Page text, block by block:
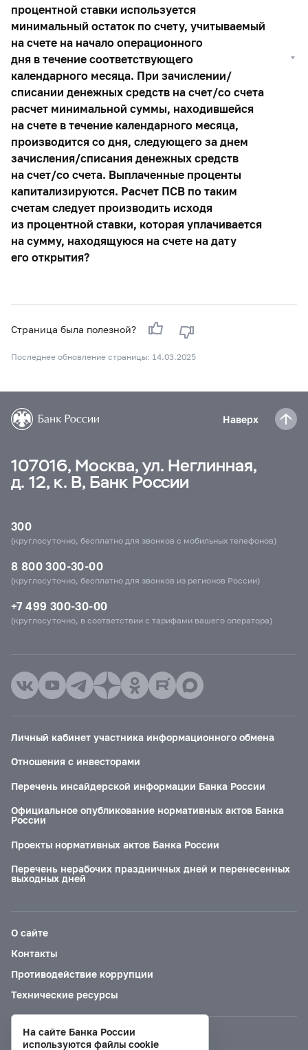
процентной ставки используется
минимальный остаток по счету, учитываемый
на счете на начало операционного
дня в течение соответствующего
календарного месяца. При зачислении/
списании денежных средств на счет/со счета
расчет минимальной суммы, находившейся
на счете в течение календарного месяца,
производится со дня, следующего за днем
зачисления/списания денежных средств
на счет/со счета. Выплаченные проценты
капитализируются. Расчет ПСВ по таким
счетам следует производить исходя
из процентной ставки, которая уплачивается
на сумму, находящуюся на счете на дату
его открытия?
Страница была полезной?
Последнее обновление страницы: 14.03.2025
Наверх
107016, Москва, ул. Неглинная,
д. 12, к. В, Банк России
300
(круглосуточно, бесплатно для звонков с мобильных телефонов)
8 800 300-30-00
(круглосуточно, бесплатно для звонков из регионов России)
+7 499 300-30-00
(круглосуточно, в соответствии с тарифами вашего оператора)
Личный кабинет участника информационного обмена
Отношения с инвесторами
Перечень инсайдерской информации Банка России
Официальное опубликование нормативных актов Банка
России
Проекты нормативных актов Банка России
Перечень нерабочих праздничных дней и перенесенных
выходных дней
О сайте
Контакты
Противодействие коррупции
Технические ресурсы
Версия для слабовидящих
На сайте Банка России
используются файлы cookie